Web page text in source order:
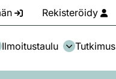
Rekisteröidy
Ilmoitustaulu Tutkimus